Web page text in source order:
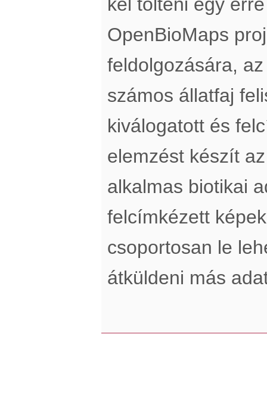
kel tölteni egy
OpenBioMaps
feldolgozására,
számos állatfaj
kiválogatott és
elemzést készít
alkalmas biotikai
felcímkézett
csoportosan le
átküldeni más